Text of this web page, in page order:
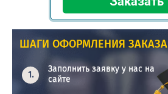
ШАГИ ОФОРМЛЕНИЯ ЗАКАЗА
Заполнить заявку у нас на
сайте